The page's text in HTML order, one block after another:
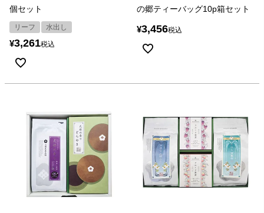
個セット
リーフ 水出し
¥3,261税込
の郷ティーバッグ10p箱セット
¥3,456税込